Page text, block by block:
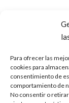
Para ofrecer las
cookies para
consentimiento de
comportamiento de
No consentir o